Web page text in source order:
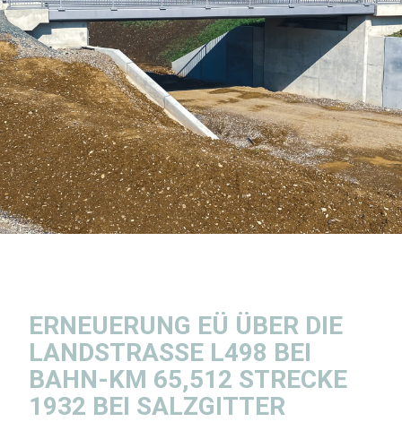
ERNEUERUNG EÜ ÜBER DIE
LANDSTRASSE L498
BEI
BAHN-KM 65,512 STRECKE
1932 BEI SALZGITTER